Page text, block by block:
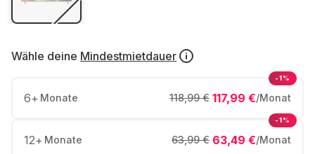
Wähle deine Mindestmietdauer
6+ Monate 117,99 €/Monat
118,99 €
-1%
12+ Monate 63,49 €/Monat
63,99 €
-1%